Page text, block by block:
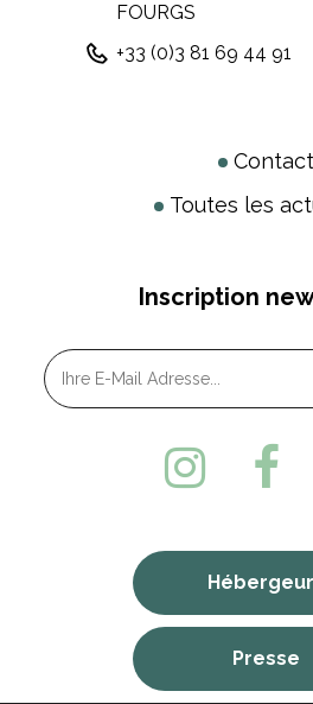
FOURGS
+33 (0)3 81 69 44 91
Contact
Toutes les
Inscription
Presse